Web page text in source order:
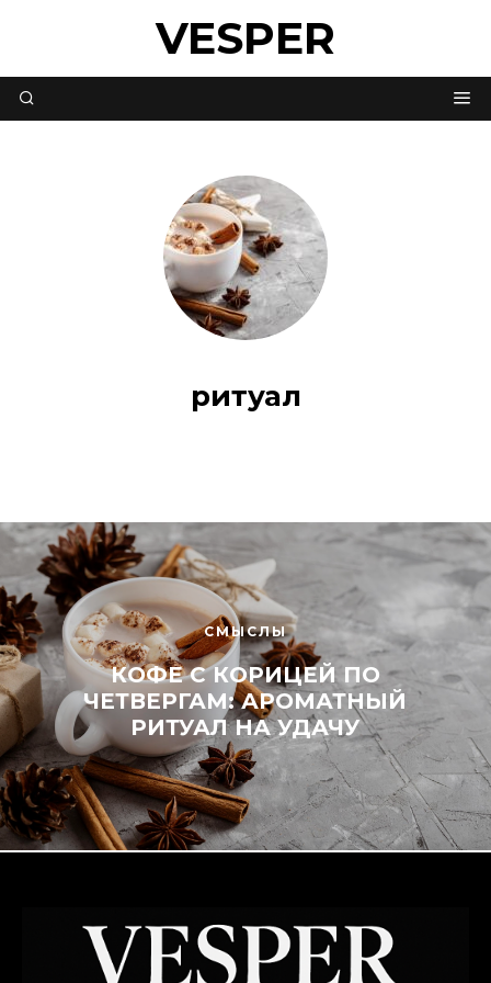
VESPER
ритуал
СМЫСЛЫ
КОФЕ С КОРИЦЕЙ ПО
ЧЕТВЕРГАМ: АРОМАТНЫЙ
РИТУАЛ НА УДАЧУ